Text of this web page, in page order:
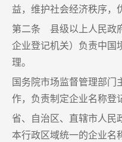
益，维护社会经济秩序，
第二条 县级以上人民政
企业登记机关）负责中国
理。
国务院市场监督管理部门
作，负责制定企业名称登
省、自治区、直辖市人民
本行政区域统一的企业名